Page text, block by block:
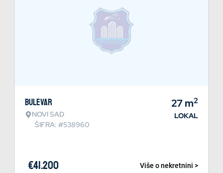
Bulevar
NOVI SAD
ŠIFRA: #538960
27m2
LOKAL
Više o nekretnini >
€41.200